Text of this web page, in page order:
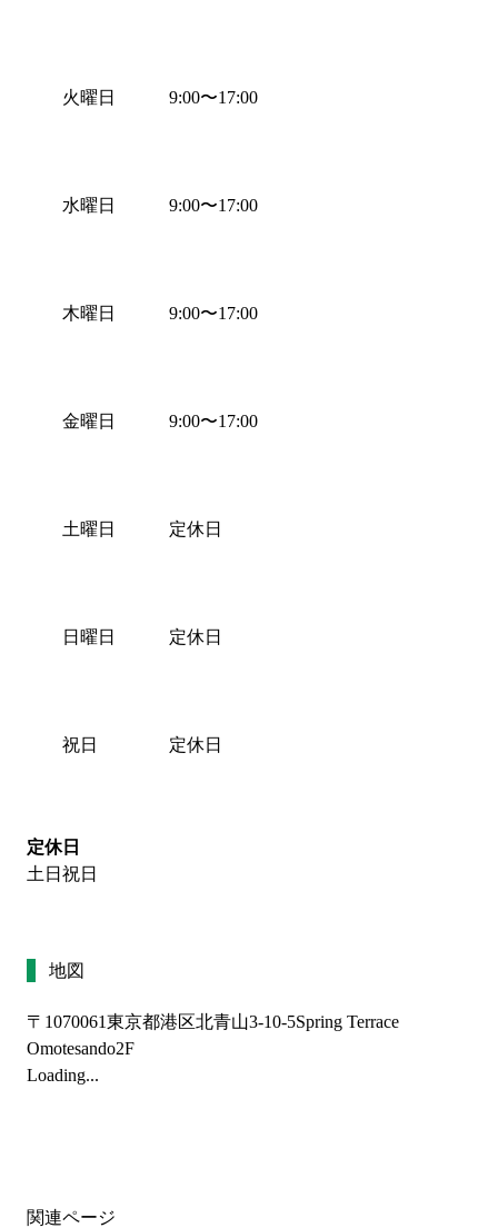
火曜日
水曜日
木曜日
金曜日
土曜日
日曜日
祝日
9:00〜17:00
9:00〜17:00
9:00〜17:00
9:00〜17:00
定休日
定休日
定休日
定休日
土日祝日
地図
〒1070061東京都港区北青山3-10-5Spring Terrace
Omotesando2F
Loading...
関連ページ